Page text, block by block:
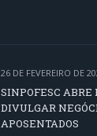
26 DE FEVEREIRO DE
SINPOFESC ABRE
DIVULGAR
APOSENTADOS